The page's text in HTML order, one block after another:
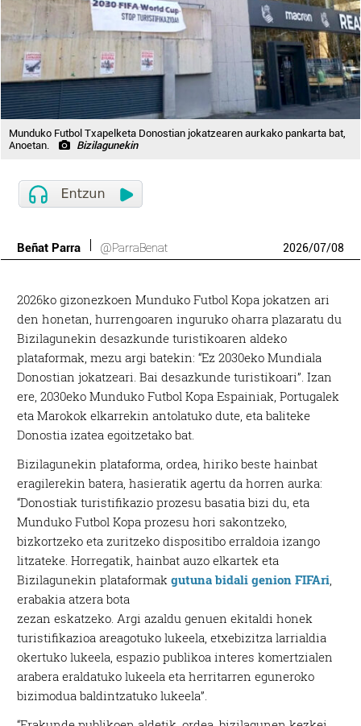
Munduko Futbol Txapelketa Donostian jokatzearen aurkako pankarta bat,
Anoetan.
Bizilagunekin
Beñat Parra @ParraBenat 2026/07/08
2026ko gizonezkoen Munduko Futbol Kopa jokatzen ari
den honetan, hurrengoaren inguruko oharra plazaratu du
Bizilagunekin desazkunde turistikoaren aldeko
plataformak, mezu argi batekin: “Ez 2030eko Mundiala
Donostian jokatzeari. Bai desazkunde turistikoari”. Izan
ere, 2030eko Munduko Futbol Kopa Espainiak, Portugalek
eta Marokok elkarrekin antolatuko dute, eta baliteke
Donostia izatea egoitzetako bat.
Bizilagunekin plataforma, ordea, hiriko beste hainbat
eragilerekin batera, hasieratik agertu da horren aurka:
“Donostiak turistifikazio prozesu basatia bizi du, eta
Munduko Futbol Kopa prozesu hori sakontzeko,
bizkortzeko eta zuritzeko dispositibo erraldoia izango
litzateke. Horregatik, hainbat auzo elkartek eta
Bizilagunekin plataformakgutuna bidali genion FIFAri
erabakia atzera bota
zezan eskatzeko. Argi azaldu genuen ekitaldi honek
turistifikazioa areagotuko lukeela, etxebizitza larrialdia
okertuko lukeela, espazio publikoa interes komertzialen
arabera eraldatuko lukeela eta herritarren eguneroko
bizimodua baldintzatuko lukeela”.